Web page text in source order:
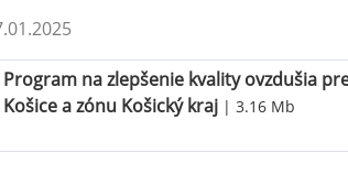
Program na zlepšenie kvality ovzdušia
Košice a zónu Košický kraj | 3.16 Mb